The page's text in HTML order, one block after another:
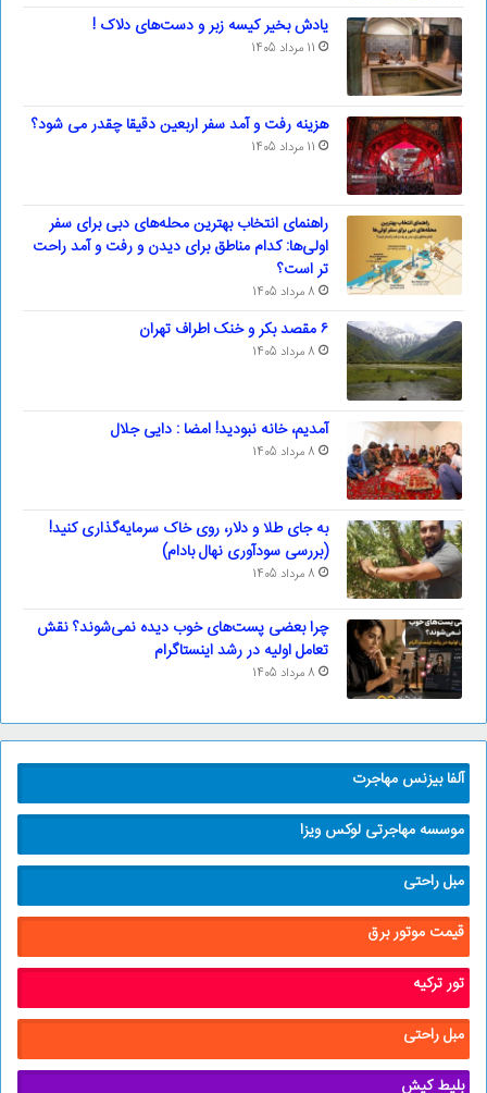
یادش بخیر کیسه‌ زبر و دست‌های دلاک !
11 مرداد 1405
هزینه رفت و آمد سفر اربعین دقیقا چقدر می شود؟
11 مرداد 1405
راهنمای انتخاب بهترین محله‌های دبی برای سفر
اولی‌ها: کدام مناطق برای دیدن و رفت و آمد راحت
تر است؟
8 مرداد 1405
۶ مقصد بکر و خنک اطراف تهران
8 مرداد 1405
آمدیم، خانه نبودید! امضا : دایی جلال
8 مرداد 1405
به جای طلا و دلار، روی خاک سرمایه‌گذاری کنید!
(بررسی سودآوری نهال بادام)
8 مرداد 1405
چرا بعضی پست‌های خوب دیده نمی‌شوند؟ نقش
تعامل اولیه در رشد اینستاگرام
8 مرداد 1405
آلفا بیزنس مهاجرت
موسسه مهاجرتی لوکس ویزا
مبل راحتی
قیمت موتور برق
تور ترکیه
مبل راحتی
بلیط کیش